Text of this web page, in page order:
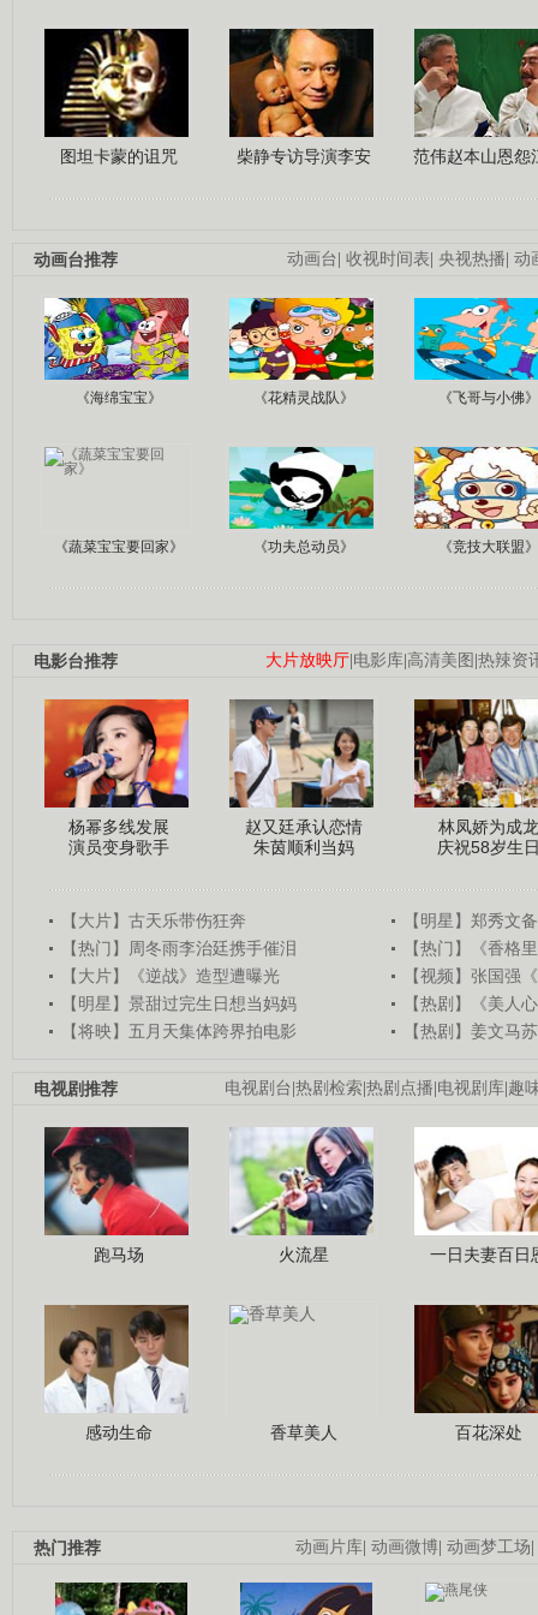
图坦卡蒙的诅咒 柴静专访导演李安 范伟赵本山恩怨
动画台| 收视时间表| 央视热播| 动
动画台推荐
《海绵宝宝》 《花精灵战队》 《飞哥与小佛》
《蔬菜宝宝要回家》 《功夫总动员》 《竞技大联盟》
大片放映厅|电影库|高清美图 |热辣资
电影台推荐
杨幂多线发展
演员变身歌手
赵又廷承认恋情
朱茵顺利当妈
林凤娇为成龙
庆祝58岁生
【大片】古天乐带伤狂奔
【明星】郑秀文
【热门】周冬雨李治廷携手催泪
【热门】《香格
【大片】《逆战》造型遭曝光
【视频】张国强
【明星】景甜过完生日想当妈妈
【热剧】《美人
【将映】五月天集体跨界拍电影
【热剧】姜文马
电视剧台|热剧检索|热剧点播|电视剧库|趣
电视剧推荐
跑马场 火流星 一日夫妻百日
感动生命 香草美人 百花深处
动画片库| 动画微博| 动画梦工场|
热门推荐